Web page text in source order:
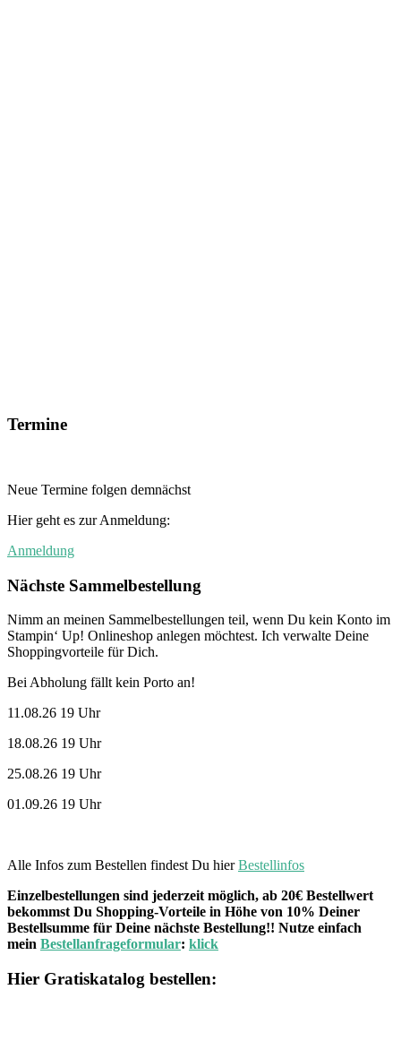
Termine
Neue Termine folgen demnächst
Hier geht es zur Anmeldung:
Anmeldung
Nächste Sammelbestellung
Nimm an meinen Sammelbestellungen teil, wenn Du kein Konto im
Stampin‘ Up! Onlineshop anlegen möchtest. Ich verwalte Deine
Shoppingvorteile für Dich.
Bei Abholung fällt kein Porto an!
11.08.26 19 Uhr
18.08.26 19 Uhr
25.08.26 19 Uhr
01.09.26 19 Uhr
Alle Infos zum Bestellen findest Du hierBestellinfos
Einzelbestellungen sind jederzeit möglich, ab 20€ Bestellwert
bekommst Du Shopping-Vorteile in Höhe von 10% Deiner
Bestellsumme für Deine nächste Bestellung!! Nutze einfach
mein Bestellanfrageformular: klick
Hier Gratiskatalog bestellen: